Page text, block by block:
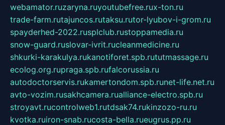
webamator.ruzaryna.ruyoutubefree.rux-ton.ru
trade-farm.rutajuncos.rutaksu.rutor-lyubov-i-grom.ru
spayderhed-2022.rusplclub.rustoppamedia.ru
snow-guard.ruslovar-ivrit.rucleanmedicine.ru
shkurki-karakulya.rukanotiforet.spb.rututmassage.ru
ecolog.org.rupraga.spb.rufalcorussia.ru
autodoctorservis.rukamertondom.spb.runet-life.net.ru
avto-vozim.rusakhcamera.rualliance-electro.spb.ru
stroyavt.rucontrolweb1.rutdsak74.rukinzozo-ru.ru
kvotka.ruiron-snab.rucosta-bella.rueugrus.pp.ru